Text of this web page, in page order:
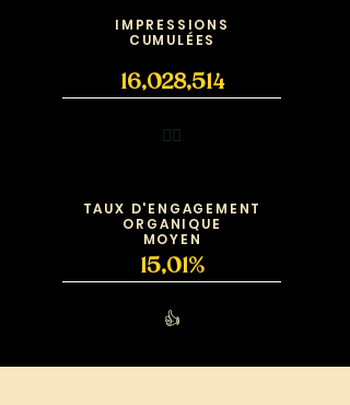
IMPRESSIONS
CUMULÉES
16,028,514
❤️‍🔥
TAUX D'ENGAGEMENT
ORGANIQUE
MOYEN
15,01%
👍